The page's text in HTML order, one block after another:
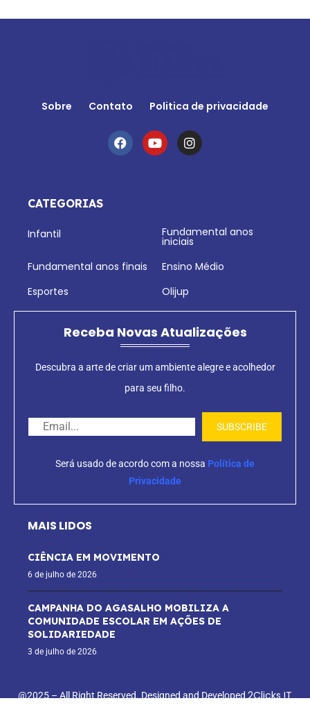
Sobre Contato Politica de privacidade
CATEGORIAS
Infantil Fundamental anos
iniciais
Fundamental anos finais
Ensino Médio
Esportes
Olijup
Receba Novas Atualizações
Descubra a arte de criar um ambiente alegre e acolhedor
para seu filho.
Será usado de acordo com a nossa Política de
Privacidade
MAIS LIDOS
CIÊNCIA EM MOVIMENTO
6 de julho de 2026
CAMPANHA DO AGASALHO MOBILIZA A
COMUNIDADE ESCOLAR EM AÇÕES DE
SOLIDARIEDADE
3 de julho de 2026
@2025 – All Right Reserved. Designed and Developed 2Clicks IT